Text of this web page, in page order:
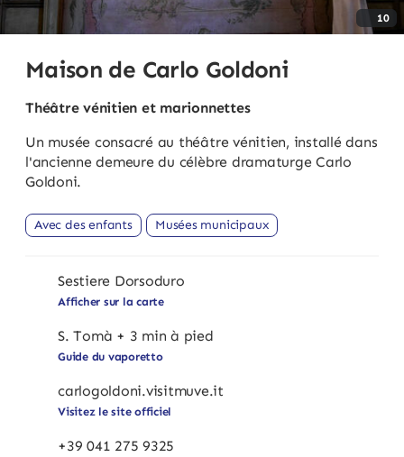
10
Maison de Carlo Goldoni
Théâtre vénitien et marionnettes
Un musée consacré au théâtre vénitien, installé dans
l'ancienne demeure du célèbre dramaturge Carlo
Goldoni.
Avec des enfants Musées municipaux
Sestiere Dorsoduro
Afficher sur la carte
S. Tomà + 3 min à pied
Guide du vaporetto
carlogoldoni.visitmuve.it
Visitez le site officiel
+39 041 275 9325